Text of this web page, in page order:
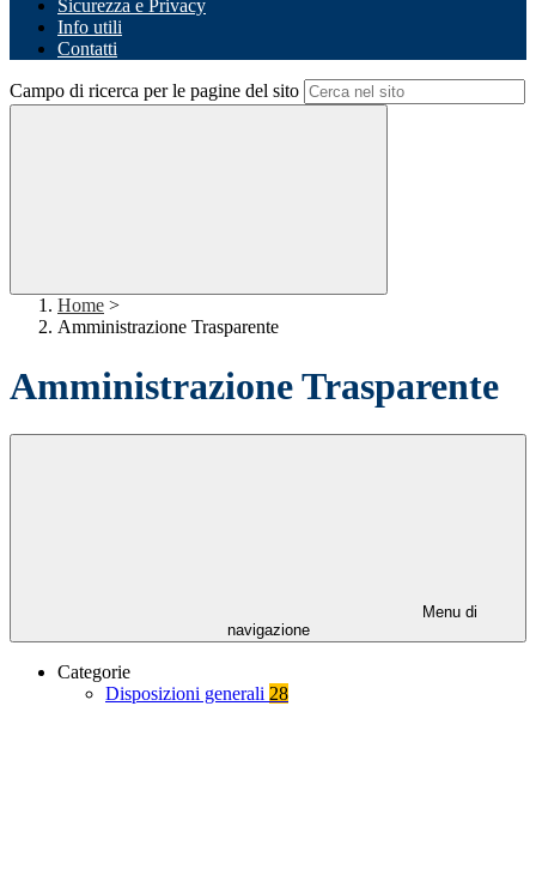
Sicurezza e Privacy
Info utili
Contatti
Campo di ricerca per le pagine del sito
Home >
Amministrazione Trasparente
Amministrazione Trasparente
Menu di
navigazione
Categorie
Disposizioni generali 28